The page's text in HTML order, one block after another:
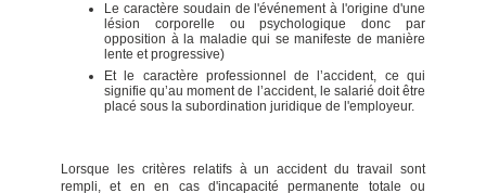
Le caractère soudain de l'événement à l'origine d'une
lésion corporelle ou psychologique donc par
opposition à la maladie qui se manifeste de manière
lente et progressive)
Et le caractère professionnel de l’accident, ce qui
signifie qu’au moment de l’accident, le salarié doit être
placé sous la subordination juridique de l'employeur.
Lorsque les critères relatifs à un accident du travail sont
rempli, et en en cas d'incapacité permanente totale ou